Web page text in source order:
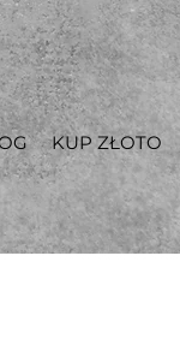
KUP ZŁOTO